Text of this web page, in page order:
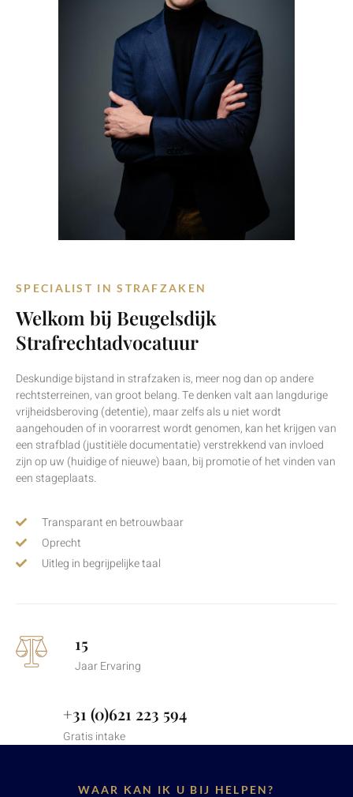
SPECIALIST IN STRAFZAKEN
Welkom bij Beugelsdijk
Strafrechtadvocatuur
Deskundige bijstand in strafzaken is, meer nog dan op andere
rechtsterreinen, van groot belang. Te denken valt aan langdurige
vrijheidsberoving (detentie), maar zelfs als u niet wordt
aangehouden of in voorarrest wordt genomen, kan het krijgen van
een strafblad (justitiële documentatie) verstrekkend van invloed
zijn op uw (huidige of nieuwe) baan, bij promotie of het vinden van
een stageplaats.
Transparant en betrouwbaar
Oprecht
Uitleg in begrijpelijke taal
15
Jaar Ervaring
+31 (0)621 223 594
Gratis intake
WAAR KAN IK U BIJ HELPEN?